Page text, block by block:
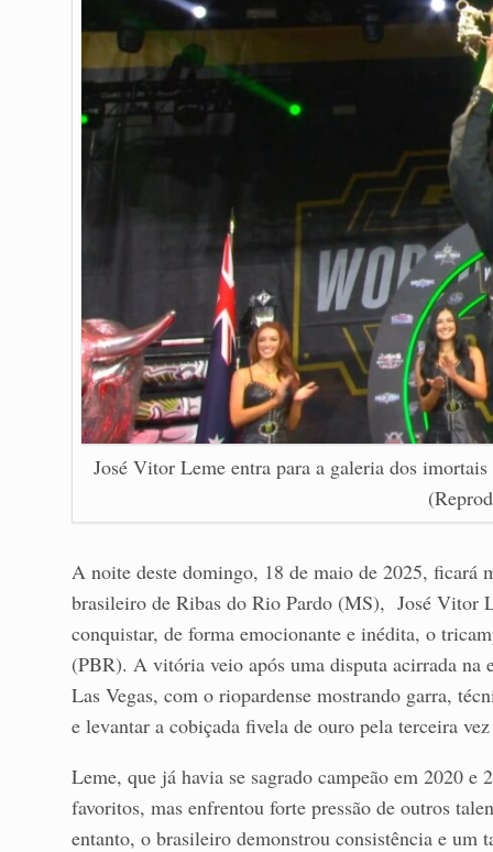
José Vitor Leme entra para a galeria dos
A noite deste domingo, 18 de maio de 2025, ficará
brasileiro de Ribas do Rio Pardo (MS), José Vitor
conquistar, de forma emocionante e inédita, o
(PBR). A vitória veio após uma disputa acirrada na
Las Vegas, com o riopardense mostrando garra,
e levantar a cobiçada fivela de ouro pela terceira
Leme, que já havia se sagrado campeão em 2020
favoritos, mas enfrentou forte pressão de outros
entanto, o brasileiro demonstrou consistência e um